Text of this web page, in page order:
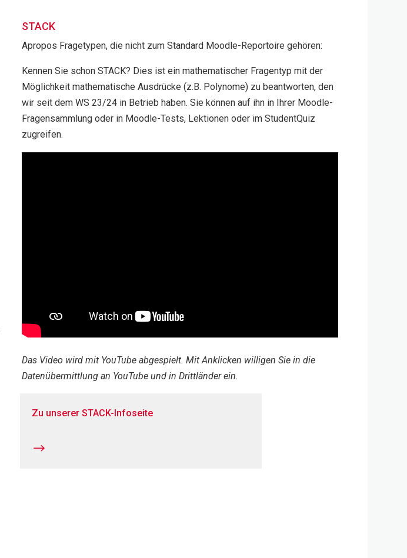
STACK
Apropos Fragetypen, die nicht zum Standard Moodle-Reportoire gehören:
Kennen Sie schon STACK? Dies ist ein mathematischer Fragentyp mit der
Möglichkeit mathematische Ausdrücke (z.B. Polynome) zu beantworten, den
wir seit dem WS 23/24 in Betrieb haben. Sie können auf ihn in Ihrer Moodle-
Fragensammlung oder in Moodle-Tests, Lektionen oder im StudentQuiz
zugreifen.
Das Video wird mit YouTube abgespielt. Mit Anklicken willigen Sie in die
Datenübermittlung an YouTube und in Drittländer ein.
Zu unserer STACK-Infoseite
$